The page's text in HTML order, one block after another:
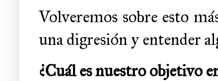
Volveremos sobre esto
una digresión y entender
¿Cuál es nuestro objetivo